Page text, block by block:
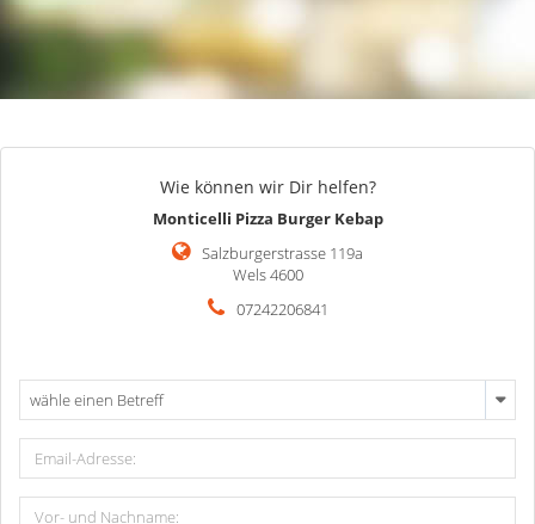
Wie können wir Dir helfen?
Monticelli Pizza Burger Kebap
Salzburgerstrasse 119a
Wels 4600
07242206841
wähle einen Betreff